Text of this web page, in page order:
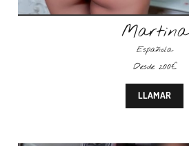
Martina
Española
Desde 200€
LLAMAR